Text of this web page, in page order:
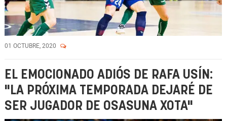
01 OCTUBRE, 2020
EL EMOCIONADO ADIÓS DE RAFA USÍN:
"LA PRÓXIMA TEMPORADA DEJARÉ DE
SER JUGADOR DE OSASUNA XOTA"